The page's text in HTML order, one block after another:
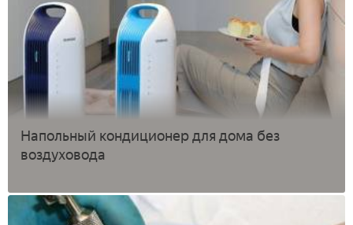
Напольный кондиционер для дома без
воздуховода